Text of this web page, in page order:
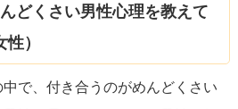
どくさい男性心理を教えて
）
で、付き合うのがめんどくさい